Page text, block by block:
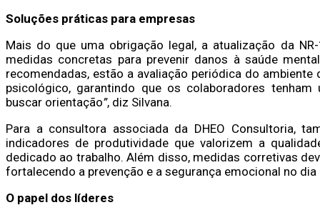
Soluções práticas para empresas
Mais do que uma obrigação legal, a atualização da
medidas concretas para prevenir danos à saúde
recomendadas, estão a avaliação periódica do
psicológico, garantindo que os colaboradores
buscar orientação”, diz Silvana.
Para a consultora associada da DHEO Consultoria,
indicadores de produtividade que valorizem a
dedicado ao trabalho. Além disso, medidas corretivas
fortalecendo a prevenção e a segurança emocional no dia
O papel dos líderes